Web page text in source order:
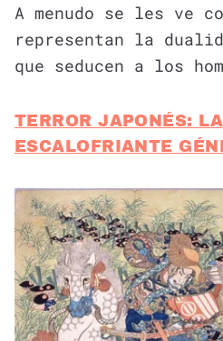
A menudo se les ve
representan la
que seducen a los
TERROR JAPONÉS:
ESCALOFRIANTE